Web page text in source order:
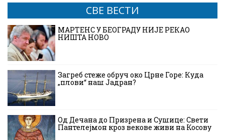
СВЕ ВЕСТИ
МАРТЕНС У БЕОГРАДУ НИЈЕ РЕКАО
НИШТА НОВО
Загреб стеже обруч око Црне Горе: Куда
„плови“ наш Јадран?
Од Дечана до Призрена и Сушице: Свети
Пантелејмон кроз векове живи на Косову